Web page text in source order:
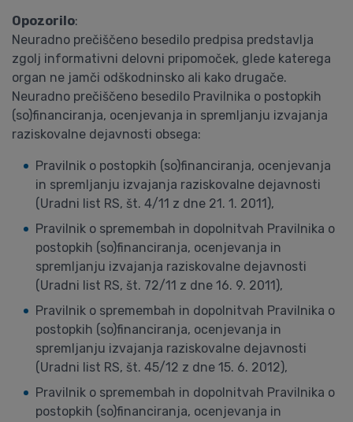
Opozorilo:
Neuradno prečiščeno besedilo predpisa predstavlja
zgolj informativni delovni pripomoček, glede katerega
organ ne jamči odškodninsko ali kako drugače.
Neuradno prečiščeno besedilo Pravilnika o postopkih
(so)financiranja, ocenjevanja in spremljanju izvajanja
raziskovalne dejavnosti obsega:
Pravilnik o postopkih (so)financiranja, ocenjevanja
in spremljanju izvajanja raziskovalne dejavnosti
(Uradni list RS, št. 4/11 z dne 21. 1. 2011),
Pravilnik o spremembah in dopolnitvah Pravilnika o
postopkih (so)financiranja, ocenjevanja in
spremljanju izvajanja raziskovalne dejavnosti
(Uradni list RS, št. 72/11 z dne 16. 9. 2011),
Pravilnik o spremembah in dopolnitvah Pravilnika o
postopkih (so)financiranja, ocenjevanja in
spremljanju izvajanja raziskovalne dejavnosti
(Uradni list RS, št. 45/12 z dne 15. 6. 2012),
Pravilnik o spremembah in dopolnitvah Pravilnika o
postopkih (so)financiranja, ocenjevanja in